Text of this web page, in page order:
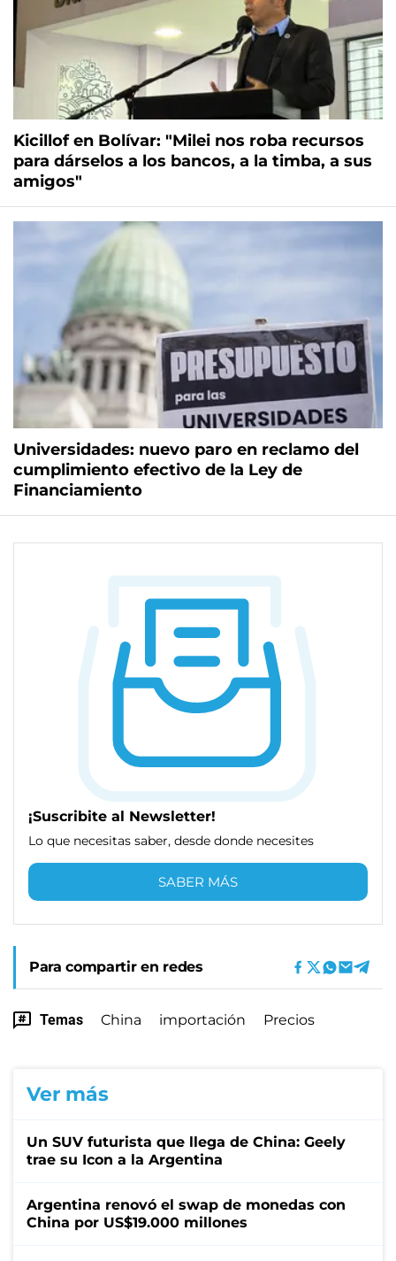
Kicillof en Bolívar: "Milei nos roba recursos
para dárselos a los bancos, a la timba, a sus
amigos"
Universidades: nuevo paro en reclamo del
cumplimiento efectivo de la Ley de
Financiamiento
¡Suscribite al Newsletter!
Lo que necesitas saber, desde donde necesites
SABER MÁS
Para compartir en redes
Temas China importación Precios
Ver más
Un SUV futurista que llega de China: Geely
trae su Icon a la Argentina
Argentina renovó el swap de monedas con
China por US$19.000 millones